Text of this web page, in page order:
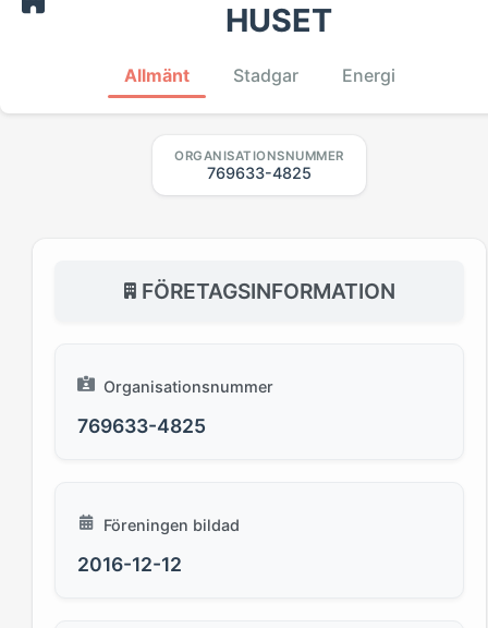
HUSET
Allmänt Stadgar Energi
ORGANISATIONSNUMMER
769633-4825
FÖRETAGSINFORMATION
Organisationsnummer
769633-4825
Föreningen bildad
2016-12-12